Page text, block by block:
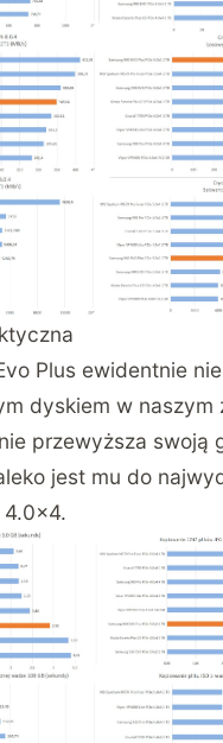
Plus ewidentnie
dyskiem w naszym
przewyższa swoją
jest mu do
4.0×4.